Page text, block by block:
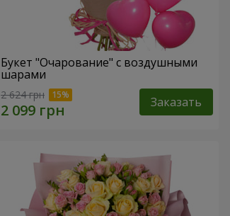
Букет "Очарование" с воздушными
шарами
2 624 грн Заказать